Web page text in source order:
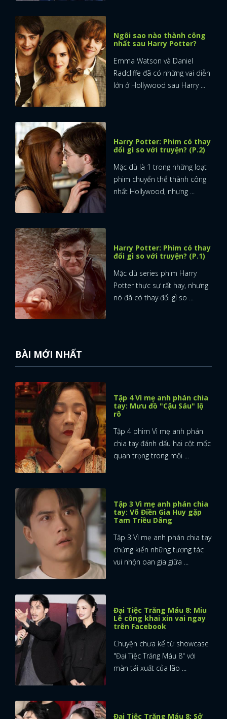
ĐĂNG NHẬP
Ngôi sao nào thành công
nhất sau Harry Potter?
Emma Watson và Daniel
Radcliffe đã có những vai diễn
lớn ở Hollywood sau Harry ...
Harry Potter: Phim có thay
đổi gì so với truyện? (P.2)
Mặc dù là 1 trong những loạt
phim chuyển thể thành công
nhất Hollywood, nhưng ...
Harry Potter: Phim có thay
đổi gì so với truyện? (P.1)
Mặc dù series phim Harry
Potter thực sự rất hay, nhưng
nó đã có thay đổi gì so ...
BÀI MỚI NHẤT
Tập 4 Vì mẹ anh phán chia
tay: Mưu đồ "Cậu Sáu" lộ
rõ
Tập 4 phim Vì mẹ anh phán
chia tay đánh dấu hai cột mốc
quan trọng trong mối ...
Tập 3 Vì mẹ anh phán chia
tay: Võ Điền Gia Huy gặp
Tam Triều Dâng
Tập 3 Vì mẹ anh phán chia tay
chứng kiến những tương tác
vui nhộn oan gia giữa ...
Đại Tiệc Trăng Máu 8: Miu
Lê công khai xin vai ngay
trên Facebook
Chuyện chưa kể từ showcase
"Đại Tiệc Trăng Máu 8" với
màn tái xuất của lão ...
Đại Tiệc Trăng Máu 8: Sở